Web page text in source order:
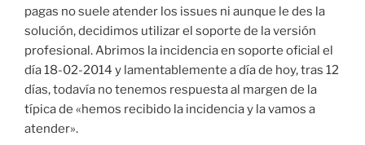
pagas no suele atender los issues ni aunque le des la
solución, decidimos utilizar el soporte de la versión
profesional. Abrimos la incidencia en soporte oficial el
día 18-02-2014 y lamentablemente a día de hoy, tras 12
días, todavía no tenemos respuesta al margen de la
típica de «hemos recibido la incidencia y la vamos a
atender».